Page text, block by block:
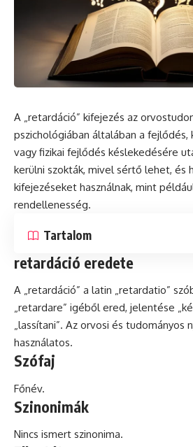
A „retardáció” kifejezés az
pszichológiában általában a fejlődés,
vagy fizikai fejlődés késlekedésére
kerülni szokták, mivel sértő lehet, és
kifejezéseket használnak, mint
rendellenesség.
Tartalom
retardáció eredete
A „retardáció” a latin „retardatio”
„retardare” igéből ered, jelentése
„lassítani”. Az orvosi és tudományos
használatos.
Szófaj
Főnév.
Szinonimák
Nincs ismert szinonima.